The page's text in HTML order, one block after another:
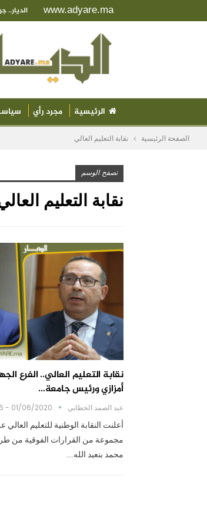
www.adyare.ma
الرئيسية مجرد رأي
الصفحة الرئيسية نقابة التعليم العالي
تصفح الوسم
نقابة التعليم
نقابة التعليم العالي.. الفرع
أمزازي ورئيس جامعة…
عبد الصمد الخطابي 01/06/2020 - 13:56
أعلنت النقابة الوطنية للتعليم
مجموعة من القرارات الفوقية من
محمد بنعبد الله.…